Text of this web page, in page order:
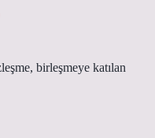
birleşmeye katılan